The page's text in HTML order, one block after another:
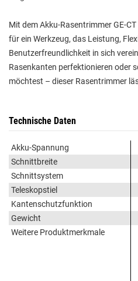
Mit dem Akku-Rasentrimmer GE-
für ein Werkzeug, das Leistung,
Benutzerfreundlichkeit in sich
Rasenkanten perfektionieren oder
möchtest – dieser Rasentrimmer
Technische Daten
Akku-Spannung
Schnittbreite
Schnittsystem
Teleskopstiel
Kantenschutzfunktion
Gewicht
Weitere Produktmerkmale